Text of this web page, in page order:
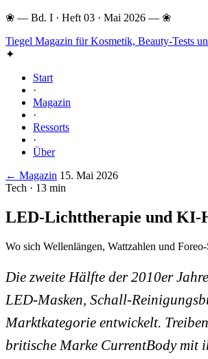
❀ — Bd. I · Heft 03 · Mai 2026 — ❀
Tiegel Magazin für Kosmetik, Beauty-Tests
✦
Start
·
Magazin
·
Ressorts
·
Über
← Magazin 15. Mai 2026
Tech · 13 min
LED-Lichttherapie und KI-
Wo sich Wellenlängen, Wattzahlen und
Die zweite Hälfte der 2010er
LED-Masken, Schall-
Marktkategorie entwickelt.
britische Marke CurrentBody mit